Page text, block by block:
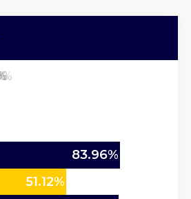
83.96%
51.12%